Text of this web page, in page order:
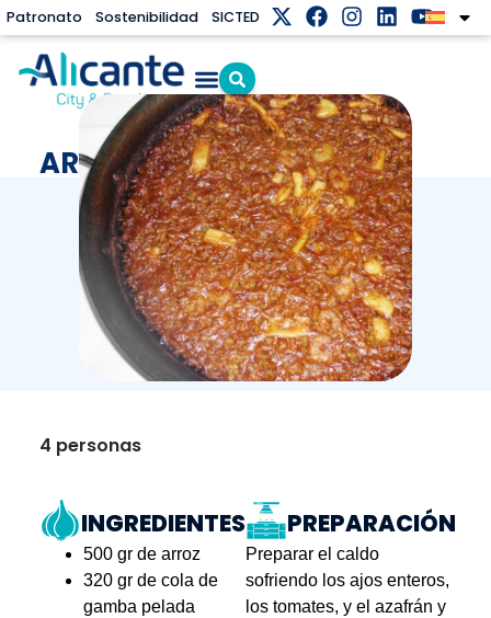
Patronato Sostenibilidad SICTED
ARROZ A BANDA
4 personas
INGREDIENTES
500 gr de arroz
320 gr de cola de
gamba pelada
PREPARACIÓN
Preparar el caldo
sofriendo los ajos enteros,
los tomates, y el azafrán y